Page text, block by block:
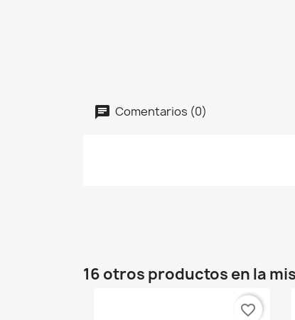
Comentarios (0)
16 otros productos en la
favorite_border